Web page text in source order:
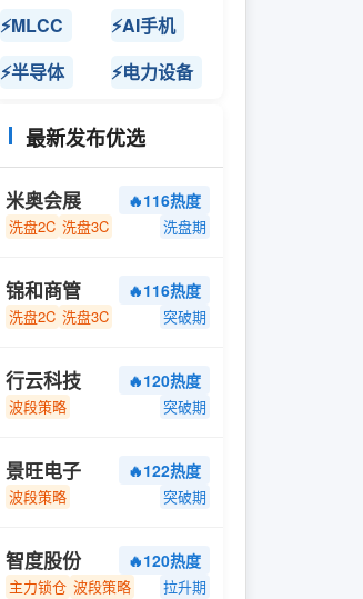
⚡MLCC
⚡AI手机
⚡半导体
⚡电力设备
最新发布优选
米奥会展 🔥116热度
洗盘2C 洗盘3C 洗盘期
锦和商管 🔥116热度
洗盘2C 洗盘3C 突破期
行云科技 🔥120热度
波段策略 突破期
景旺电子 🔥122热度
波段策略 突破期
智度股份 🔥120热度
主力锁仓 波段策略 拉升期